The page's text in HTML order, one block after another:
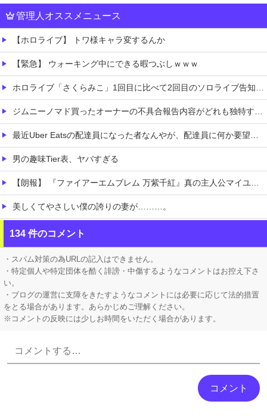
管理人オススメニュース
【ホロライブ】 トワ様キャラ変するんか
【緊急】 ウォーキング中にできる暇つぶしｗｗｗ
ホロライブ「さくらみこ」1回目に比べて2回目のソロライブ告知「咲き乱れみこち」いいね数が減っていると野うさぎ余計なお世話で心配する画像あり
ジムニーノマド買ったオーナーの不具合報告内容がどれも独特すぎる模様…
最近Uber Eatsの配達員になった者なんやが、配達員に何か要望があったら教えてくれ
男の趣味Tier表、ヤバすぎる
【朗報】 『ファイアーエムブレム 万紫千紅』真の主人公マイユニはキャラメイクが可能
美しくてやさしい僕の誇りの妻が………。
【朗報】 フロム新作Duskbloods、ネットワークテストキタ━━━━(゜∀゜)━━━━!!
【悲報】 ピカチュウが大量に半額
134 件のコメント
・スパム対策の為URLの記入はできません。
・特定個人や特定団体を酷く誹謗・中傷するようなコメントはお控え下さ
い。
・ブログの運営に支障をきたすようなコメントには必要に応じて法的措置
をとる場合があります。あらかじめご理解ください。
※コメントの反映には少しお時間をいただく場合があります。